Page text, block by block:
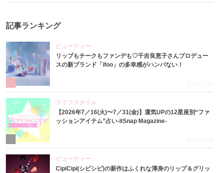
記事ランキング
ビューティー
リップもチークもファンデも♡千吉良恵子さんプロデュー
スの新ブランド「ifoo」の多幸感がハンパない！
2026.7.10
ライフスタイル
【2026年7／16(火)〜7／31(金)】運気UPの12星座別“ファ
ッションアイテム”占い-itSnap Magazine-
2026.7.16
ビューティー
CipiCipi(シピシピ)の新作はふくれな渾身のリップ＆グリッ